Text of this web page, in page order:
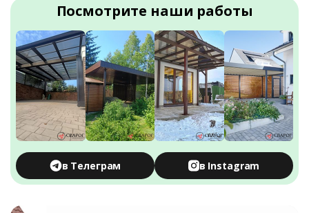
Посмотрите наши работы
в Телеграм в Instagram